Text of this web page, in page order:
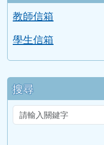
教師信箱
學生信箱
搜尋